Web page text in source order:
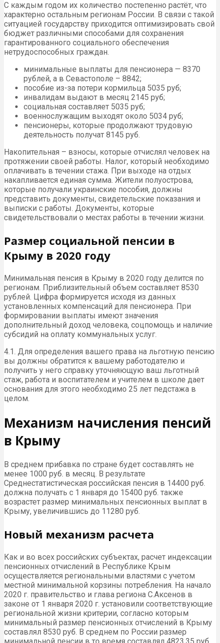
С каждым годом их количество постепенно растёт, что
характерно остальным регионам России. В связи с такой
ситуацией государству приходится оптимизировать свой
бюджет различными способами для сохранения
гарантированного социального обеспечения
нетрудоспособных граждан.
минимальные выплаты для пенсионера — 8370
рублей, а в Севастополе – 8842;
пособие из-за потери кормильца 5035 руб;
инвалидам выдают в месяц 2145 руб;
социальная составляет 5035 руб;
военнослужащим выходят около 5034 руб;
пенсионеры, которые продолжают трудовую
деятельность получат 8145 руб.
Накопительная – взносы, которые отчислял человек на
протяжении своей работы. Налог, который необходимо
оплачивать в течении стажа. При выходе на отдых
накапливается единая сумма. Жители полуострова,
которые получали украинские пособия, должны
представить документы, свидетельские показания и
выписки с работы. Документы, которые
свидетельствовали о местах работы в течении жизни.
Размер социальной пенсии в
Крыму в 2020 году
Минимальная пенсия в Крыму в 2020 году делится по
регионам. Приблизительный объем составляет 8530
рублей. Цифра формируется исходя из данных
установленных компенсаций для пенсионера. При
формировании выплаты имеют значения
дополнительный доход человека, соцпомощь и наличие
субсидий на оплату коммунальных услуг.
4.1. Для определения вашего права на льготную пенсию
вы должны обратится к вашему работодателю и
получить у него справку уточняющую ваш льготный
стаж, работа и воспитателем и учителем в школе дает
основания для этого необходимо 25 лет педстажа в
целом.
Механизм начисления пенсий
в Крыму
В среднем прибавка по стране будет составлять не
менее 1000 руб. в месяц. В результате
Среднестатистическая российская пенсия в 14400 руб.
должна получать с 1 января до 15400 руб. также
возрастет размер минимальных пенсионных выплат в
Крыму, увеличившись до 11280 руб.
Новый механизм расчета
Как и во всех российских субъектах, расчет индексации
пенсионных отчислений в Республике Крым
осуществляется региональными властями с учетом
местной минимальной корзины потребления. На начало
2020 г. правительство и глава региона С.Аксенов в
законе от 1 января 2020 г. установили соответствующие
региональной жизни критерии, согласно которым
минимальный размер пенсионных отчислений в Крыму
составлял 8530 руб. В среднем по России размер